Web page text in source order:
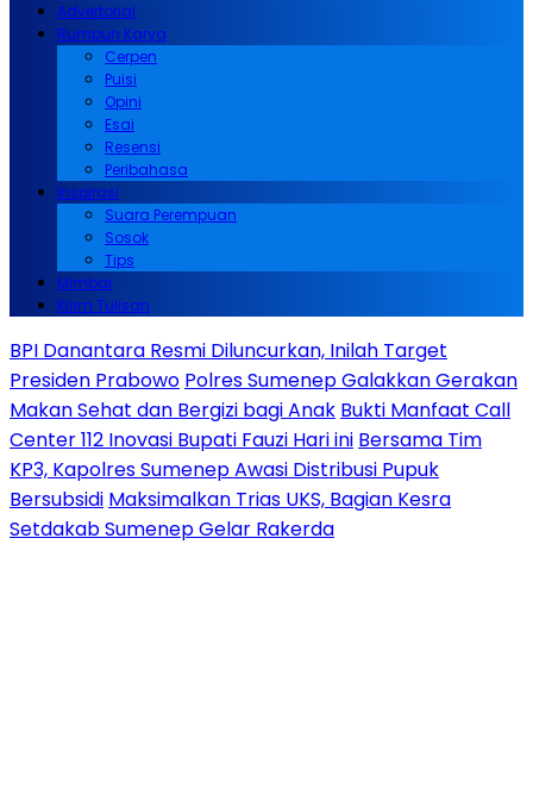
Advertorial
Rumpun Karya
Cerpen
Puisi
Opini
Esai
Resensi
Peribahasa
Inspirasi
Suara Perempuan
Sosok
Tips
Mimbar
Kirim Tulisan
BPI Danantara Resmi Diluncurkan, Inilah Target
Presiden Prabowo Polres Sumenep Galakkan Gerakan
Makan Sehat dan Bergizi bagi Anak Bukti Manfaat Call
Center 112 Inovasi Bupati Fauzi Hari ini Bersama Tim
KP3, Kapolres Sumenep Awasi Distribusi Pupuk
Bersubsidi Maksimalkan Trias UKS, Bagian Kesra
Setdakab Sumenep Gelar Rakerda